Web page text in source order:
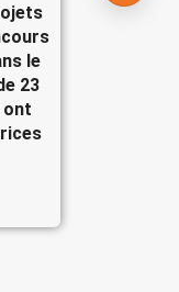
le
23
ont